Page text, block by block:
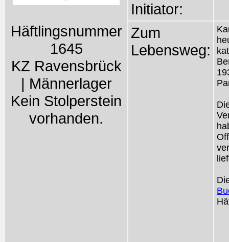
Häftlingsnummer
1645
KZ Ravensbrück
| Männerlager
Kein Stolperstein
vorhanden.
Initiator:
Zum
Lebensweg: